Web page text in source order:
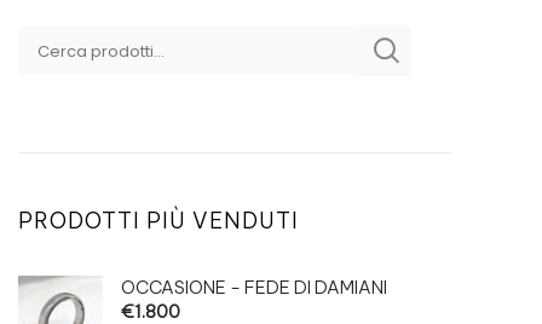
PRODOTTI PIÙ VENDUTI
OCCASIONE - FEDE DI DAMIANI
€1.800